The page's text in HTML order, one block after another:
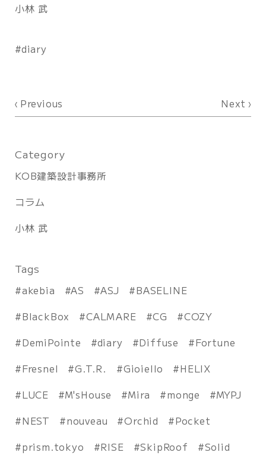
小林 武
diary
Previous Next
Category
KOB建築設計事務所
コラム
小林 武
Tags
akebia AS ASJ
BASELINE
BlackBox
CALMARE CG
COZY
DemiPointe
diary Diffuse
Fortune
Fresnel
G.T.R. Gioiello
HELIX
LUCE
M'sHouse Mira monge
MYPJ
NEST
nouveau Orchid
Pocket
prism.tokyo
RISE SkipRoof
Solid